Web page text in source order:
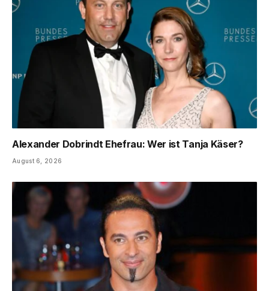
Alexander Dobrindt Ehefrau: Wer ist Tanja Käser?
August 6, 2026